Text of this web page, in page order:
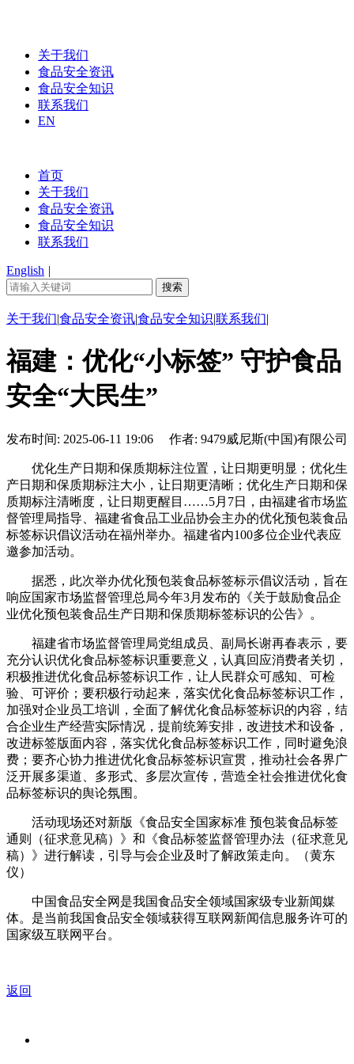
关于我们
食品安全资讯
食品安全知识
联系我们
EN
首页
关于我们
食品安全资讯
食品安全知识
联系我们
English |
关于我们|食品安全资讯|食品安全知识|联系我们|
福建：优化“小标签” 守护食品
安全“大民生”
发布时间: 2025-06-11 19:06 作者: 9479威尼斯(中国)有限公司
优化生产日期和保质期标注位置，让日期更明显；优化生
产日期和保质期标注大小，让日期更清晰；优化生产日期和保
质期标注清晰度，让日期更醒目……5月7日，由福建省市场监
督管理局指导、福建省食品工业品协会主办的优化预包装食品
标签标识倡议活动在福州举办。福建省内100多位企业代表应
邀参加活动。
据悉，此次举办优化预包装食品标签标示倡议活动，旨在
响应国家市场监督管理总局今年3月发布的《关于鼓励食品企
业优化预包装食品生产日期和保质期标签标识的公告》。
福建省市场监督管理局党组成员、副局长谢再春表示，要
充分认识优化食品标签标识重要意义，认真回应消费者关切，
积极推进优化食品标签标识工作，让人民群众可感知、可检
验、可评价；要积极行动起来，落实优化食品标签标识工作，
加强对企业员工培训，全面了解优化食品标签标识的内容，结
合企业生产经营实际情况，提前统筹安排，改进技术和设备，
改进标签版面内容，落实优化食品标签标识工作，同时避免浪
费；要齐心协力推进优化食品标签标识宣贯，推动社会各界广
泛开展多渠道、多形式、多层次宣传，营造全社会推进优化食
品标签标识的舆论氛围。
活动现场还对新版《食品安全国家标准 预包装食品标签
通则（征求意见稿）》和《食品标签监督管理办法（征求意见
稿）》进行解读，引导与会企业及时了解政策走向。（黄东
仪）
中国食品安全网是我国食品安全领域国家级专业新闻媒
体。是当前我国食品安全领域获得互联网新闻信息服务许可的
国家级互联网平台。
返回